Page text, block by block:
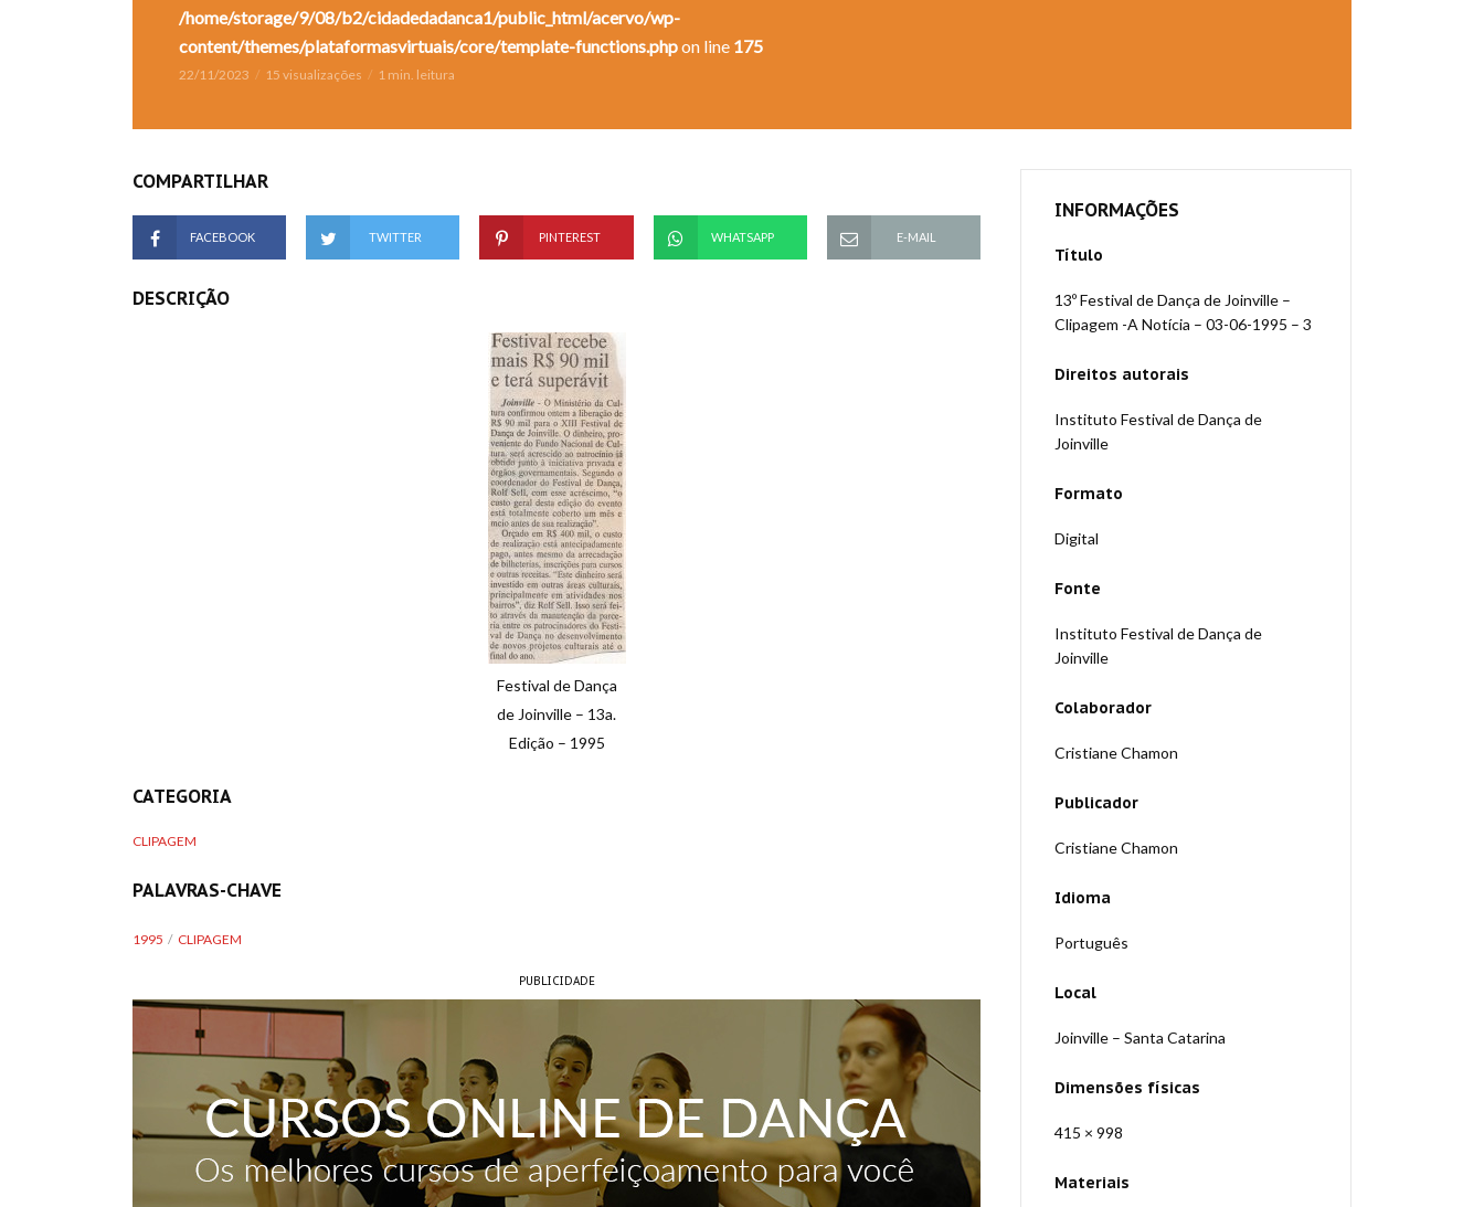
/home/storage/9/08/b2/cidadedadanca1/public_html/acervo/wp-
content/themes/plataformasvirtuais/core/template-functions.phpon line 175
22/11/2023 15 visualizações 1 min. leitura
COMPARTILHAR
FACEBOOK TWITTER PINTEREST WHATSAPP E-MAIL
DESCRIÇÃO
Festival de Dança
de Joinville – 13a.
Edição – 1995
CATEGORIA
CLIPAGEM
PALAVRAS-CHAVE
1995 CLIPAGEM
PUBLICIDADE
INFORMAÇÕES
Título
13º Festival de Dança de Joinville –
Clipagem -A Notícia – 03-06-1995 – 3
Direitos autorais
Instituto Festival de Dança de
Joinville
Formato
Digital
Fonte
Instituto Festival de Dança de
Joinville
Colaborador
Cristiane Chamon
Publicador
Cristiane Chamon
Idioma
Português
Local
Joinville – Santa Catarina
Dimensões físicas
415 × 998
Materiais